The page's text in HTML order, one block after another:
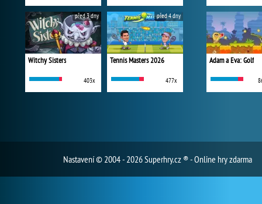
Witchy Sisters
403x
před 3 dny
Tennis Masters 2026
477x
před 4 dny
Adam a Eva: Golf
Nastavení© 2004 - 2026 Superhry.cz ® - Online hry zdarma